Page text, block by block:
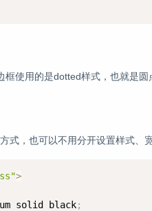
使用的是dotted样式，也就是圆
，也可以不用分开设置样式、
>
solid black
;